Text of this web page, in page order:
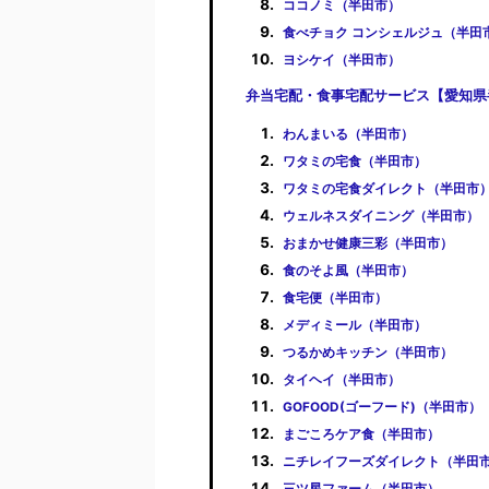
ココノミ（半田市）
食べチョク コンシェルジュ（半田
ヨシケイ（半田市）
弁当宅配・食事宅配サービス【愛知県
わんまいる（半田市）
ワタミの宅食（半田市）
ワタミの宅食ダイレクト（半田市）
ウェルネスダイニング（半田市）
おまかせ健康三彩（半田市）
食のそよ風（半田市）
食宅便（半田市）
メディミール（半田市）
つるかめキッチン（半田市）
タイヘイ（半田市）
GOFOOD(ゴーフード)（半田市）
まごころケア食（半田市）
ニチレイフーズダイレクト（半田市